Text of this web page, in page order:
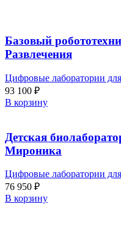
Базовый
Развлечения
Цифровые лаборатории
93 100 ₽
В корзину
Детская
Мироника
Цифровые лаборатории
76 950 ₽
В корзину